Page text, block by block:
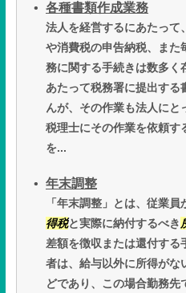
各種書類作成業務
法人を経営するにあたって
や消費税の申告納税、また
務に関する手続きは数多く
あたって税務署に提出する
んが、その作業も法人にと
税理士にその作業を依頼す
を...
年末調整
「年末調整」とは、従業
得税と実際に納付するべき
差額を徴収または還付する
者は、給与以外に所得がな
どであり、この場合勤務